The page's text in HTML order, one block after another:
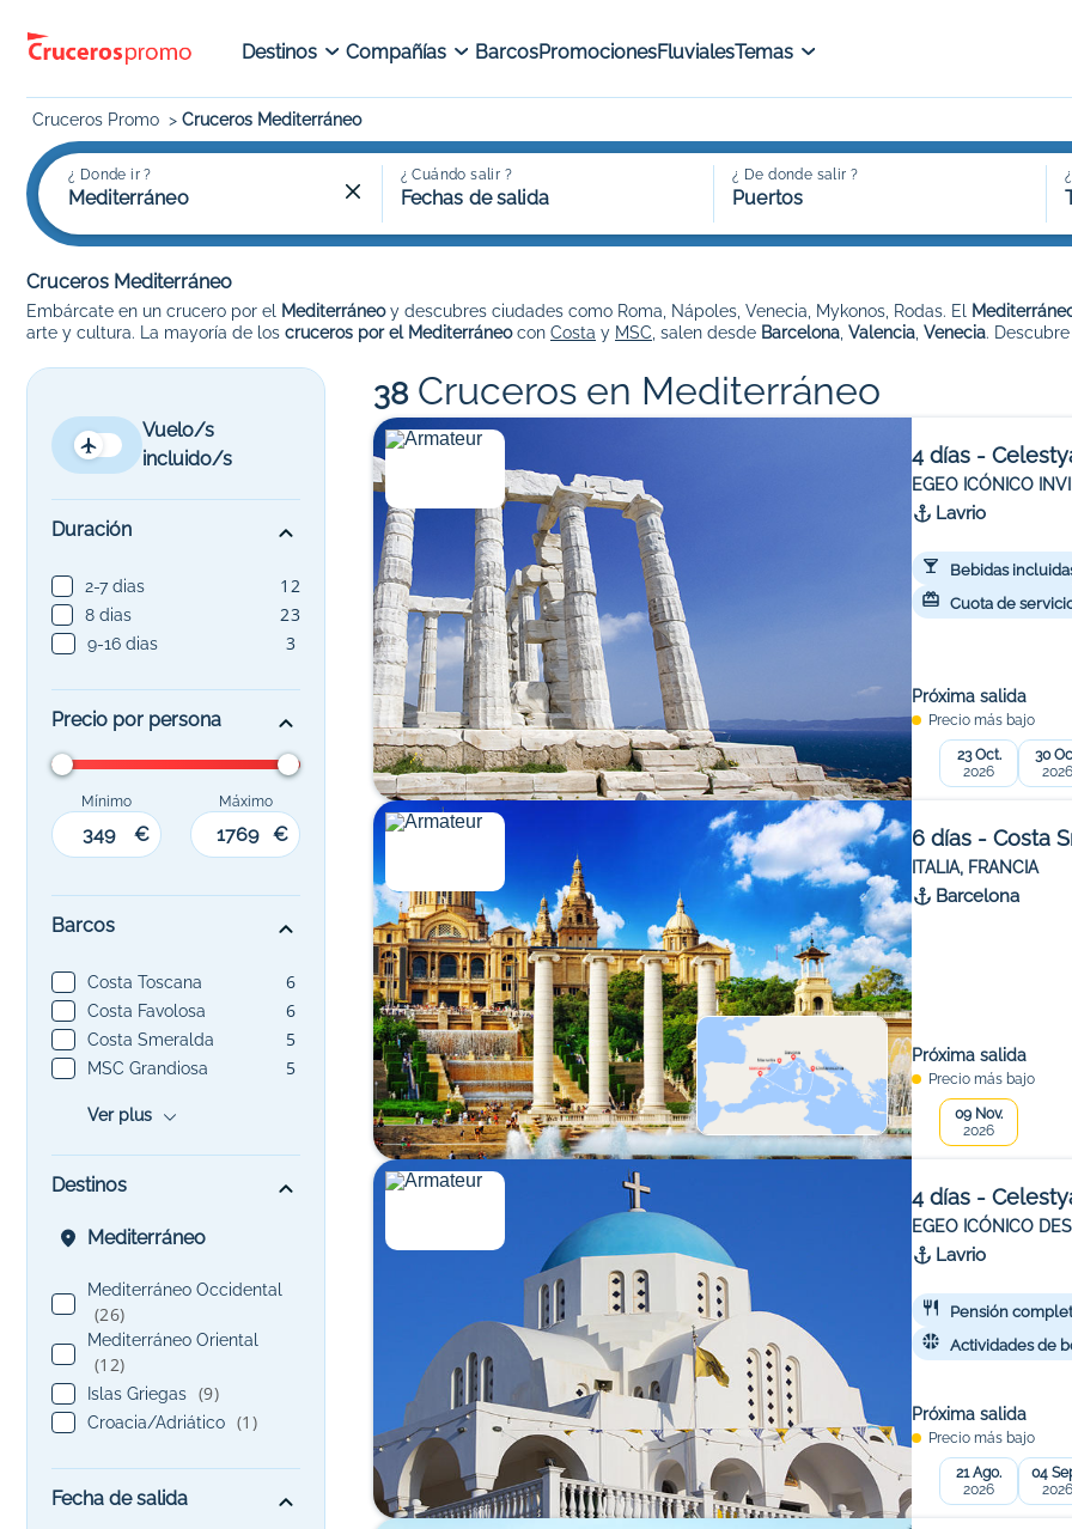
Destinos Compañías BarcosPromocionesFluvialesTemas
Cruceros Promo Cruceros Mediterráneo
¿ Donde ir ?
Mediterráneo
¿ Cuándo salir ?
Fechas de salida
¿ De donde salir ?
Puertos
Cruceros Mediterráneo
Embárcate en un crucero por el Mediterráneoy descubres ciudades como Roma, Nápoles, Venecia, Mykonos, Rodas. El
arte y cultura. La mayoría de los cruceros por el Mediterráneocon Costa y MSC , salen desde Barcelona Valencia Venecia.
Vuelo/s
incluido/s
Duración
2-7 dias 12
8 dias 23
9-16 dias 3
Precio por persona
Mínimo
€
Máximo
€
Barcos
Costa Toscana 6
Costa Favolosa 6
Costa Smeralda 5
MSC Grandiosa 5
Ver plus
Destinos
Mediterráneo
Mediterráneo Occidental
(26)
Mediterráneo Oriental
(12)
Islas Griegas (9)
Croacia/Adriático (1)
Fecha de salida
38 Cruceros en Mediterráneo
4 días -
EGEO ICÓNICO
Lavrio
Bebidas
Cuota de
Próxima salida
Precio más bajo
23 Oct.
2026
30
2026
6 días - Costa
ITALIA, FRANCIA
Barcelona
Próxima salida
Precio más bajo
09 Nov.
2026
4 días -
EGEO ICÓNICO
Lavrio
Pensión
Actividades de
Próxima salida
Precio más bajo
21 Ago.
2026
04
2026